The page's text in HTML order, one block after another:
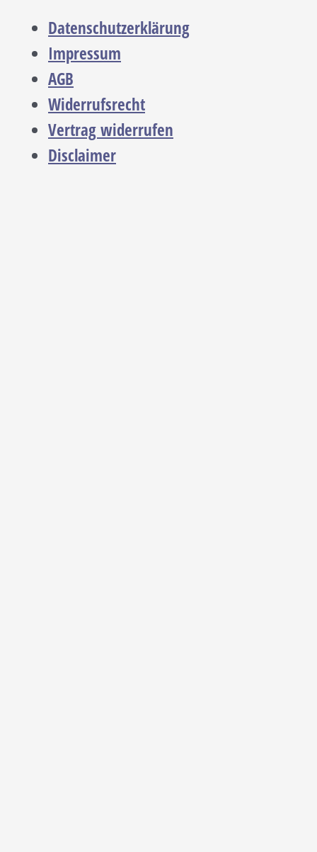
Datenschutzerklärung
Impressum
AGB
Widerrufsrecht
Vertrag widerrufen
Disclaimer